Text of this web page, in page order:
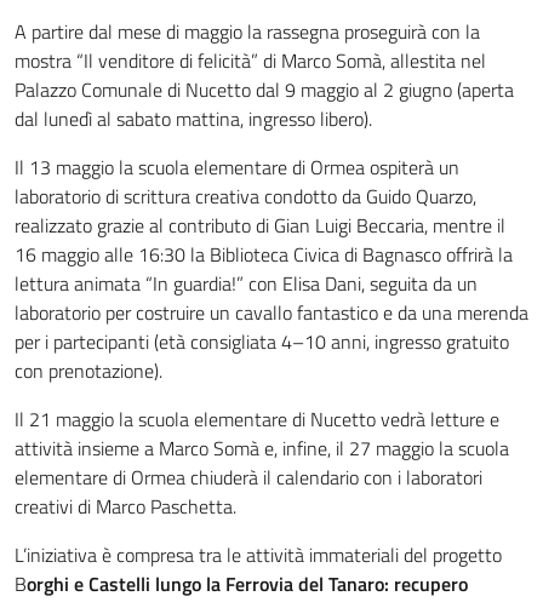
A partire dal mese di maggio la rassegna proseguirà con la
mostra “Il venditore di felicità” di Marco Somà, allestita nel
Palazzo Comunale di Nucetto dal 9 maggio al 2 giugno (aperta
dal lunedì al sabato mattina, ingresso libero).
Il 13 maggio la scuola elementare di Ormea ospiterà un
laboratorio di scrittura creativa condotto da Guido Quarzo,
realizzato grazie al contributo di Gian Luigi Beccaria, mentre il
16 maggio alle 16:30 la Biblioteca Civica di Bagnasco offrirà la
lettura animata “In guardia!” con Elisa Dani, seguita da un
laboratorio per costruire un cavallo fantastico e da una merenda
per i partecipanti (età consigliata 4–10 anni, ingresso gratuito
con prenotazione).
Il 21 maggio la scuola elementare di Nucetto vedrà letture e
attività insieme a Marco Somà e, infine, il 27 maggio la scuola
elementare di Ormea chiuderà il calendario con i laboratori
creativi di Marco Paschetta.
L’iniziativa è compresa tra le attività immateriali del progetto
Borghi e Castelli lungo la Ferrovia del Tanaro: recupero